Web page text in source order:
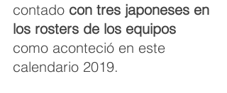
contado con tres japoneses en
los rosters de los equipos
como aconteció en este
calendario 2019.